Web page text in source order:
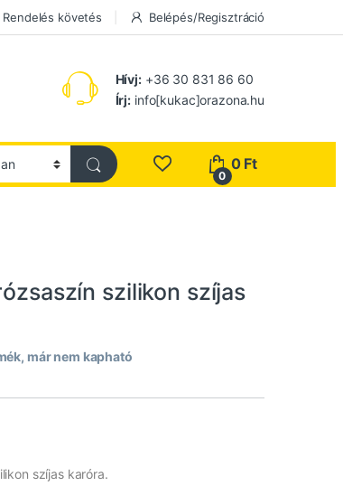
Rendelés követés Belépés/Regisztráció
Hívj:+36 30 831 86 60
Írj: info[kukac]orazona.hu
0
0 Ft
szilikon szíjas
már nem kapható
szíjas karóra.